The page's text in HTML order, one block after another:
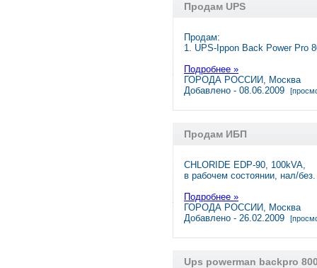
Продам UPS
Продам:
1. UPS-Ippon Back Power Pro
Подробнее »
ГОРОДА РОССИИ, Москва
Добавлено - 08.06.2009
Продам ИБП
CHLORIDE EDP-90, 100kVA,
в рабочем состоянии, нал/
Подробнее »
ГОРОДА РОССИИ, Москва
Добавлено - 26.02.2009
Ups powerman backpro